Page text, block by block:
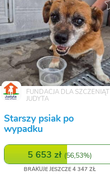
FUNDACJA DLA SZCZENIĄT
JUDYTA
Starszy psiak po
wypadku
5 653 zł (56,53%)
BRAKUJE JESZCZE 4 347 ZŁ